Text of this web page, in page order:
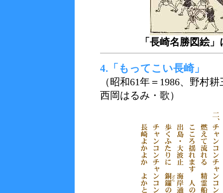
「長崎名勝図絵
4.「もってこい長崎」
（昭和61年＝1986、野村
西岡はるみ・歌）